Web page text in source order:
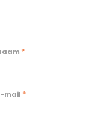
*
mail *